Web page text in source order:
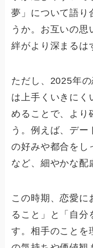
夢」について語り
うか。お互いの
絆がより深まるは
ただし、2025年
は上手くいきにく
めることで、より
う。例えば、デ
の好みや都合をし
など、細やかな配
この時期、恋愛に
ること」と「自分
す。相手のことを